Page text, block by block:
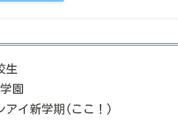
生
園
アイ新学期(ここ！)